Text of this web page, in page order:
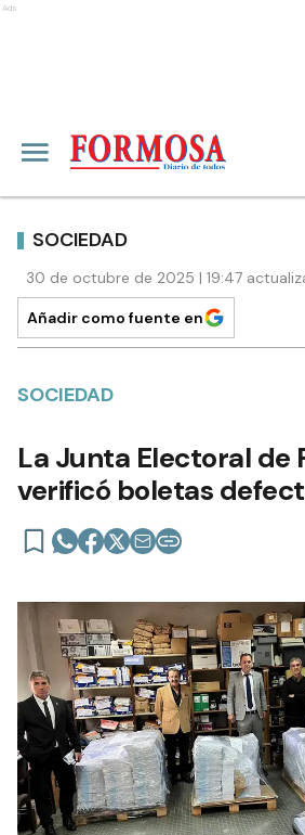
Ads
SOCIEDAD
30 de octubre de 2025 | 19:47
Añadir como fuente en
SOCIEDAD
La Junta Electoral de
verificó boletas